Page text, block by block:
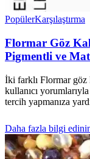
PopülerKarşılaştırma
Flormar Göz
Pigmentli ve
İki farklı Flormar göz
kullanıcı
tercih yapmanıza
Daha fazla bilgi